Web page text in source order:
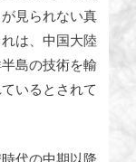
見られない真
は、中国大陸
島の技術を輸
いるとされて
代の中期以降